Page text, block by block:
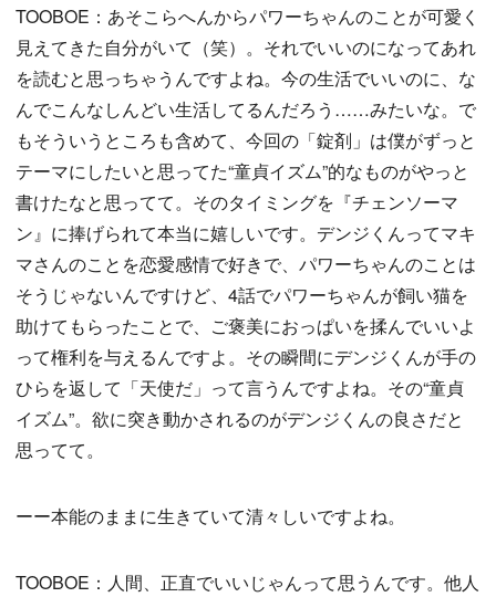
TOOBOE：あそこらへんからパワーちゃんのことが可愛く
見えてきた自分がいて（笑）。それでいいのになってあれ
を読むと思っちゃうんですよね。今の生活でいいのに、な
んでこんなしんどい生活してるんだろう……みたいな。で
もそういうところも含めて、今回の「錠剤」は僕がずっと
テーマにしたいと思ってた“童貞イズム”的なものがやっと
書けたなと思ってて。そのタイミングを『チェンソーマ
ン』に捧げられて本当に嬉しいです。デンジくんってマキ
マさんのことを恋愛感情で好きで、パワーちゃんのことは
そうじゃないんですけど、4話でパワーちゃんが飼い猫を
助けてもらったことで、ご褒美におっぱいを揉んでいいよ
って権利を与えるんですよ。その瞬間にデンジくんが手の
ひらを返して「天使だ」って言うんですよね。その“童貞
イズム”。欲に突き動かされるのがデンジくんの良さだと
思ってて。
ーー本能のままに生きていて清々しいですよね。
TOOBOE：人間、正直でいいじゃんって思うんです。他人